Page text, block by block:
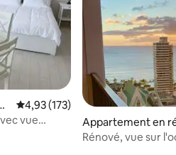
: 4,95 sur 5
Évaluation moyenne sur la base
4,93 (173)
vue
Appartement en
⋅ Honolulu
Rénové, vue sur